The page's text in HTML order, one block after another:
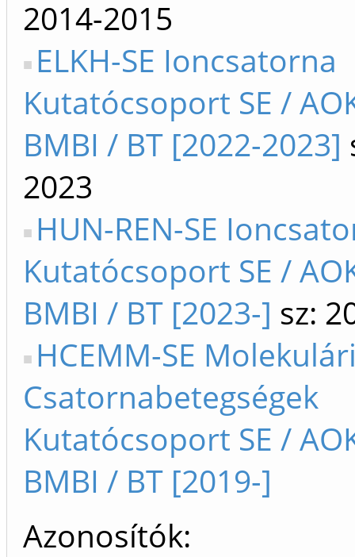
2014-2015
ELKH-SE Ioncsatorna
Kutatócsoport SE /
BMBI / BT [2022-2023]
2023
HUN-REN-SE
Kutatócsoport SE /
BMBI / BT [2023-] sz:
HCEMM-SE
Csatornabetegségek
Kutatócsoport SE /
BMBI / BT [2019-]
Azonosítók